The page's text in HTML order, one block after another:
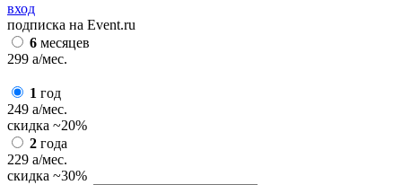
вход
подписка на Event.ru
6 месяцев
299 a/мес.
1 год
249 a/мес.
скидка ~20%
2 года
229 a/мес.
скидка ~30%